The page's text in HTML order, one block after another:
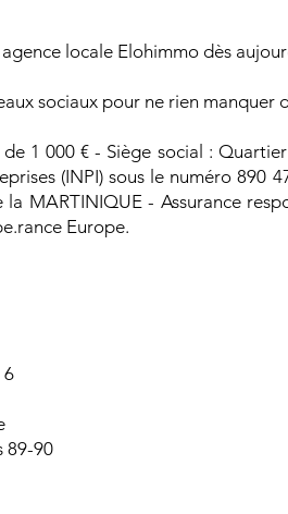
locale Elohimmo dès
sociaux pour ne rien manquer
1 000 € - Siège social :
(INPI) sous le numéro 890
MARTINIQUE - Assurance
Europe.
bien
6
89-90